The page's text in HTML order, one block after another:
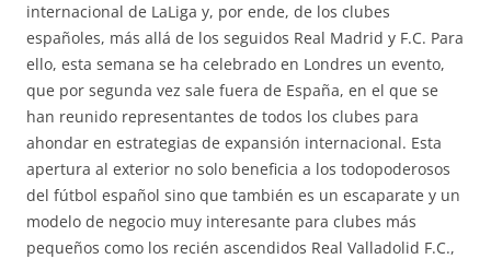
internacional de LaLiga y, por ende, de los clubes
españoles, más allá de los seguidos Real Madrid y F.C. Para
ello, esta semana se ha celebrado en Londres un evento,
que por segunda vez sale fuera de España, en el que se
han reunido representantes de todos los clubes para
ahondar en estrategias de expansión internacional. Esta
apertura al exterior no solo beneficia a los todopoderosos
del fútbol español sino que también es un escaparate y un
modelo de negocio muy interesante para clubes más
pequeños como los recién ascendidos Real Valladolid F.C.,